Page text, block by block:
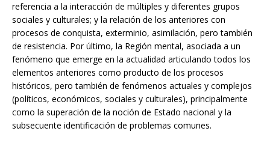
referencia a la interacción de múltiples y diferentes grupos
sociales y culturales; y la relación de los anteriores con
procesos de conquista, exterminio, asimilación, pero también
de resistencia. Por último, la Región mental, asociada a un
fenómeno que emerge en la actualidad articulando todos los
elementos anteriores como producto de los procesos
históricos, pero también de fenómenos actuales y complejos
(políticos, económicos, sociales y culturales), principalmente
como la superación de la noción de Estado nacional y la
subsecuente identificación de problemas comunes.